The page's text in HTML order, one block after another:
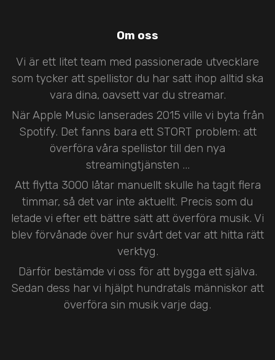
Om oss
Vi är ett litet team med passionerade utvecklare
som tycker att spellistor du har satt ihop alltid ska
vara dina, oavsett var du streamar.
När Apple Music lanserades 2015 ville vi byta från
Spotify. Det fanns bara ett STORT problem: att
överföra våra spellistor till den nya
streamingtjänsten ...
Att flytta 3000 låtar manuellt skulle ha tagit flera
timmar, så det var inte aktuellt. Precis som du
letade vi efter ett bättre sätt att överföra musik. Vi
blev förvånade över hur svårt det var att hitta rätt
verktyg.
Därför bestämde vi oss för att bygga ett själva.
Sedan dess har vi hjälpt hundratals människor att
överföra sin musik varje dag.